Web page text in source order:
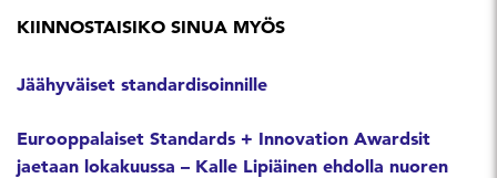
KIINNOSTAISIKO SINUA MYÖS
Jäähyväiset standardisoinnille
Eurooppalaiset Standards + Innovation Awardsit
jaetaan lokakuussa – Kalle Lipiäinen ehdolla nuoren